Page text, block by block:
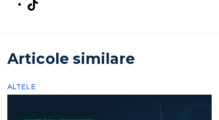
Articole similare
ALTELE